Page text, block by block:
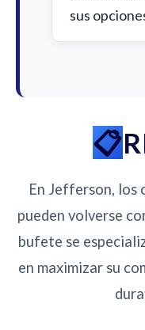
sus
En Jefferson, los
pueden volverse
bufete se
en maximizar su